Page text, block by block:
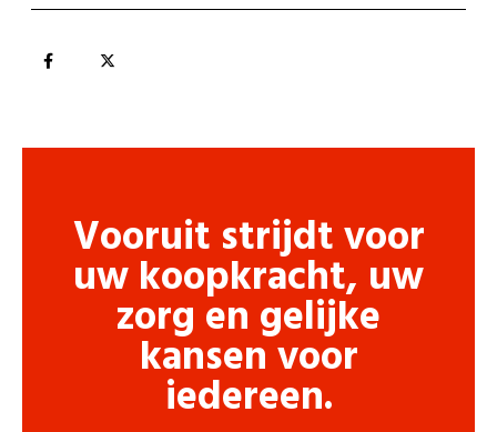
Vooruit strijdt voor
uw koopkracht, uw
zorg en gelijke
kansen voor
iedereen.